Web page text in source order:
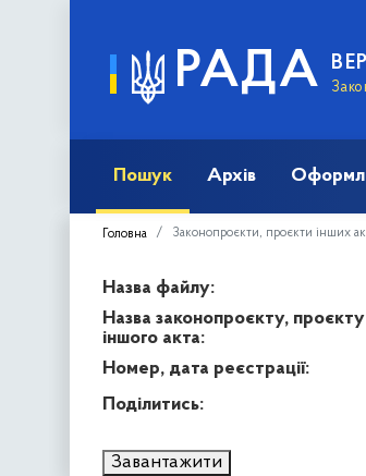
РАДА
Пошук Архів
Головна Законопроєкти, проєкти інших
Назва файлу:
Назва законопроєкту, проєкту
іншого акта:
Номер, дата реєстрації:
Поділитись:
Завантажити